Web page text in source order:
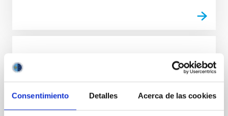
Consentimiento Detalles Acerca de las cookies
Didier Queloz, premio nobel de Física
planetas terrestres en el Telescopio Isaac
Newton